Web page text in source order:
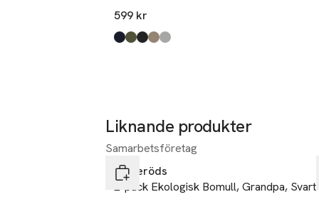
599 kr
Produkten finns i färgerna:
Navy,
Army Mel,
Black,
Dk Sand Mel
Grey Stone Mix
Liknande produkter
Hoppa över bildspelet
Samarbetsföretag
Resteröds
2-pack Ekologisk Bomull, Grandpa, Svart